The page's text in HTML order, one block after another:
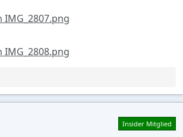
Insider Mitglied